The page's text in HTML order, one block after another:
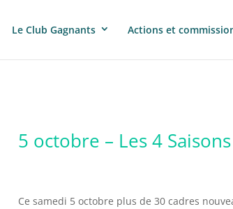
Le Club Gagnants Actions et
5 octobre – Les 4
Ce samedi 5 octobre plus de 30 cadres